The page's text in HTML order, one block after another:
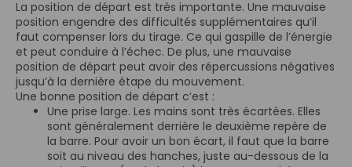
La position de départ est très importante. Une mauvaise
position engendre des difficultés supplémentaires qu’il
faut compenser lors du tirage. Ce qui gaspille de l’énergie
et peut conduire à l’échec. De plus, une mauvaise
position de départ peut avoir des répercussions négatives
jusqu’à la dernière étape du mouvement.
Une bonne position de départ c’est :
Une prise large. Les mains sont très écartées. Elles
sont généralement derrière le deuxième repère de
la barre. Pour avoir un bon écart, il faut que la barre
soit au niveau des hanches, juste au-dessous de la